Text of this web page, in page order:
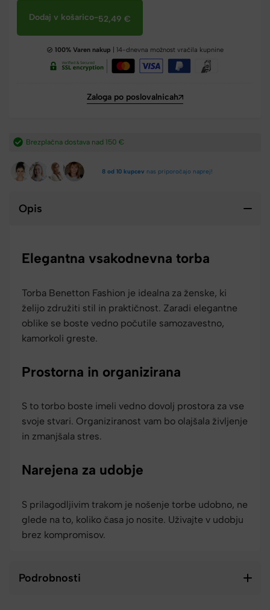
Dodaj v košarico-52,49 €
100% Varen nakup | 14-dnevna možnost vračila kupnine
Zaloga po poslovalnicah
Brezplačna dostava nad 150 €​
8 od 10 kupcev nas priporočajo naprej!
Opis
Elegantna vsakodnevna torba
Torba Benetton Fashion je idealna za ženske, ki
želijo združiti stil in praktičnost. Zaradi elegantne
oblike se boste vedno počutile samozavestno,
kamorkoli greste.
Prostorna in organizirana
S to torbo boste imeli vedno dovolj prostora za vse
svoje stvari. Organiziranost vam bo olajšala življenje
in zmanjšala stres.
Narejena za udobje
S prilagodljivim trakom je nošenje torbe udobno, ne
glede na to, koliko časa jo nosite. Uživajte v udobju
brez kompromisov.
Podrobnosti